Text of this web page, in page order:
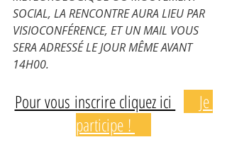
SOCIAL, LA RENCONTRE AURA LIEU PAR
VISIOCONFÉRENCE, ET UN MAIL VOUS
SERA ADRESSÉ LE JOUR MÊME AVANT
14H00.
Pour vous inscrire cliquez ici
Je
participe !